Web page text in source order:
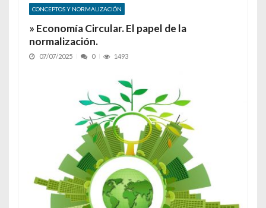
CONCEPTOS Y NORMALIZACIÓN
» Economía Circular. El papel de la
normalización.
07/07/2025 0 1493